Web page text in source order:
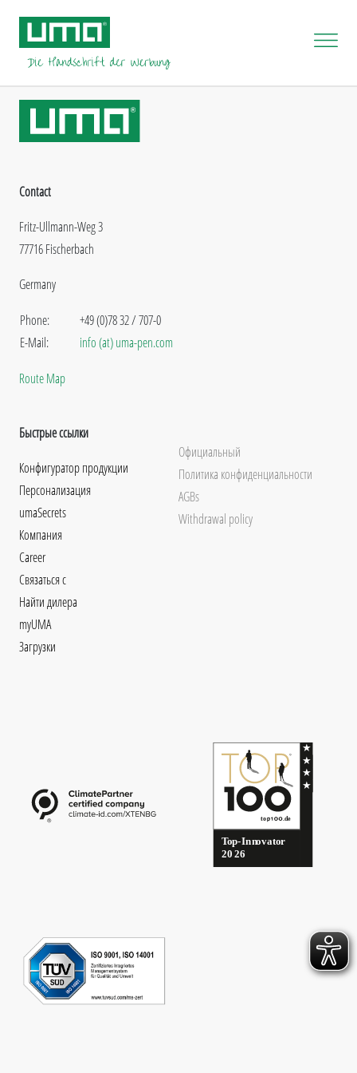
Contact
Fritz-Ullmann-Weg 3
77716 Fischerbach
Germany
Phone:
E-Mail:
+49 (0)78 32 / 707-0
info (at) uma-pen.com
Route Map
Быстрые ссылки
Конфигуратор продукции
Персонализация
umaSecrets
Компания
Career
Связаться с
Найти дилера
myUMA
Загрузки
Официальный
Политика конфиденциальности
AGBs
Withdrawal policy